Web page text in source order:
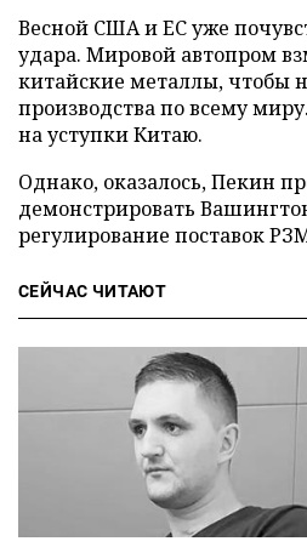
Весной США и ЕС уже
удара. Мировой автопром
китайские металлы, чтобы
производства по всему
на уступки Китаю.
Однако, оказалось, Пекин
демонстрировать
регулирование поставок
СЕЙЧАС ЧИТАЮТ